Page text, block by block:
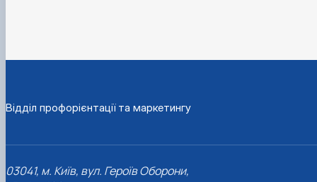
Відділ профорієнтації та маркетингу
03041, м. Київ, вул. Героїв Оборони,